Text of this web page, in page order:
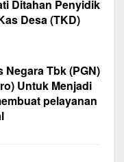
Ditahan Penyidik
Desa (TKD)
Negara Tbk (PGN)
Untuk Menjadi
pelayanan